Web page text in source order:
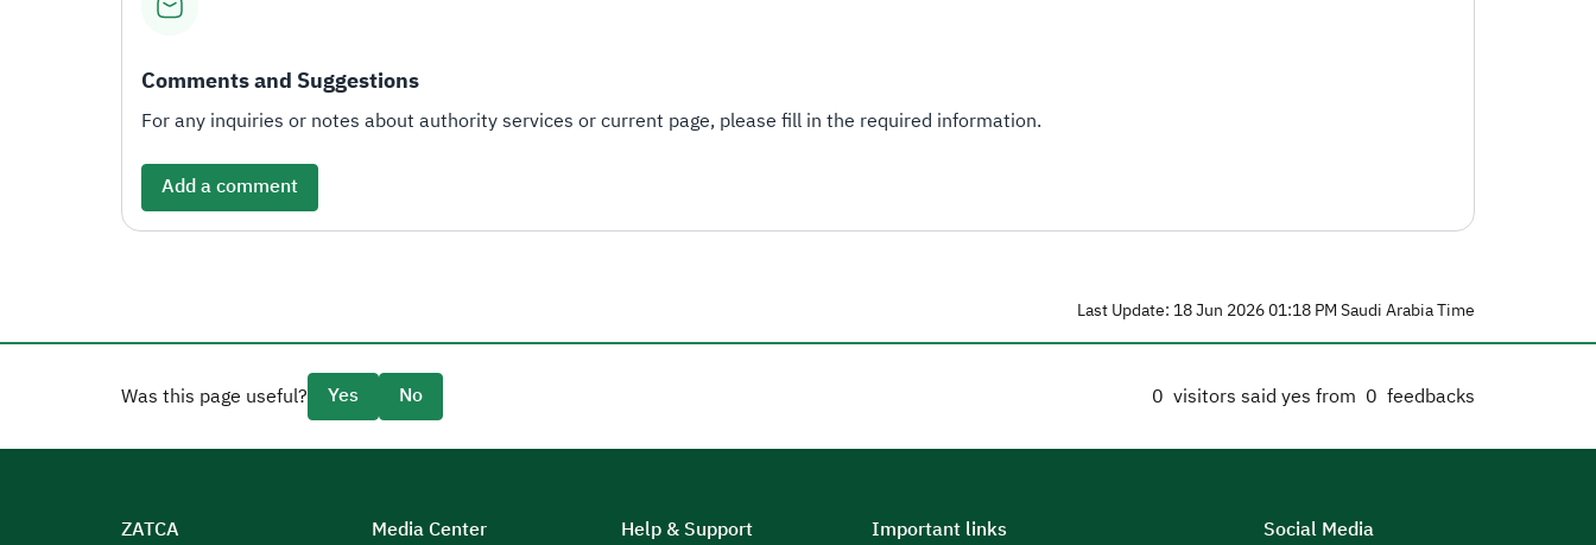
Comments and Suggestions
For any inquiries or notes about authority services or current page, please fill in the required information.
Add a comment
Last Update: 18 Jun 2026 01:18 PM Saudi Arabia Time
0 visitors said yes from 0 feedbacks
Was this page useful? Yes No
ZATCA Media Center Help & Support Important links Social Media